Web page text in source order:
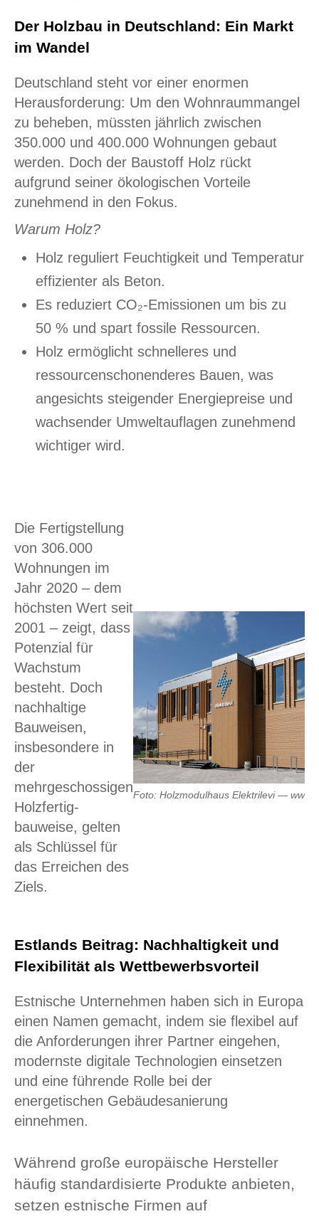
Der Holzbau in Deutschland: Ein Markt
im Wandel
Deutschland steht vor einer enormen
Herausforderung: Um den Wohnraummangel
zu beheben, müssten jährlich zwischen
350.000 und 400.000 Wohnungen gebaut
werden. Doch der Baustoff Holz rückt
aufgrund seiner ökologischen Vorteile
zunehmend in den Fokus.
Warum Holz?
Holz reguliert Feuchtigkeit und Temperatur
effizienter als Beton.
Es reduziert CO₂-Emissionen um bis zu
50 % und spart fossile Ressourcen.
Holz ermöglicht schnelleres und
ressourcenschonenderes Bauen, was
angesichts steigender Energiepreise und
wachsender Umweltauflagen zunehmend
wichtiger wird.
Die Fertigstellung
von 306.000
Wohnungen im
Jahr 2020 – dem
höchsten Wert seit
2001 – zeigt, dass
Potenzial für
Wachstum
besteht. Doch
nachhaltige
Bauweisen,
insbesondere in
der
mehrgeschossigen
Holzfertig-
bauweise, gelten
als Schlüssel für
das Erreichen des
Ziels.
Foto: Holzmodulhaus Elektrilevi —
Estlands Beitrag: Nachhaltigkeit und
Flexibilität als Wettbewerbsvorteil
Estnische Unternehmen haben sich in Europa
einen Namen gemacht, indem sie flexibel auf
die Anforderungen ihrer Partner eingehen,
modernste digitale Technologien einsetzen
und eine führende Rolle bei der
energetischen Gebäudesanierung
einnehmen.
Während große europäische Hersteller
häufig standardisierte Produkte anbieten,
setzen estnische Firmen auf